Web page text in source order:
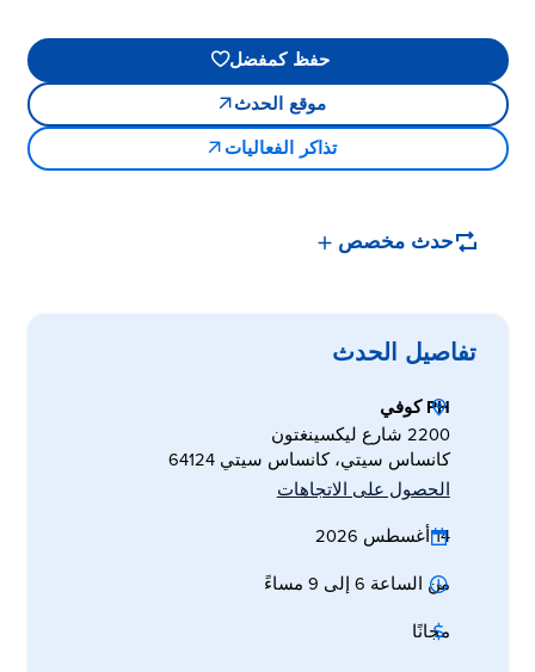
حفظ كمفضل
موقع الحدث
تذاكر الفعاليات
حدث مخصص
تفاصيل الحدث
PH كوفي
2200 شارع ليكسينغتون
كانساس سيتي، كانساس سيتي 64124
الحصول على الاتجاهات
14 أغسطس 2026
من الساعة 6 إلى 9 مساءً
مجانًا